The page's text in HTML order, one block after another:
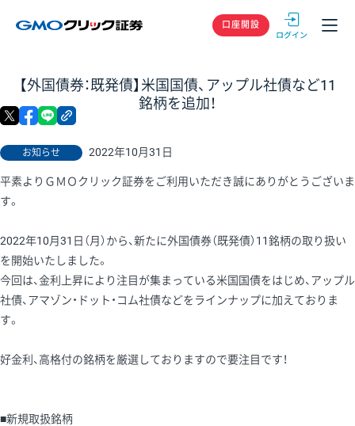
GMOクリック
口座開設
【外国債券：既発債】米国国債、アップル社債など11
銘柄を追加！
お知らせ 2022年10月31日
X facebook
平素よりＧＭＯクリック証券をご利用いただき誠にありがとうございま
す。
2022年10月31日（月）から、新たに外国債券（既発債）11銘柄の取り扱い
を開始いたしました。
今回は、金利上昇により注目が集まっている米国国債をはじめ、アップル
社債、アマゾン・ドット・コム社債などをラインナップに加えておりま
す。
好金利、高格付の銘柄を厳選しておりますので要注目です！
■新規取扱銘柄